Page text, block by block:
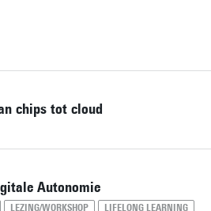
chips tot cloud
Autonomie
LEZING/WORKSHOP
LIFELONG LEARNING